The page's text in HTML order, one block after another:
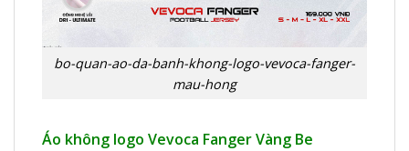
bo-quan-ao-da-banh-khong-logo-vevoca-fanger-
mau-hong
Áo không logo Vevoca Fanger Vàng Be